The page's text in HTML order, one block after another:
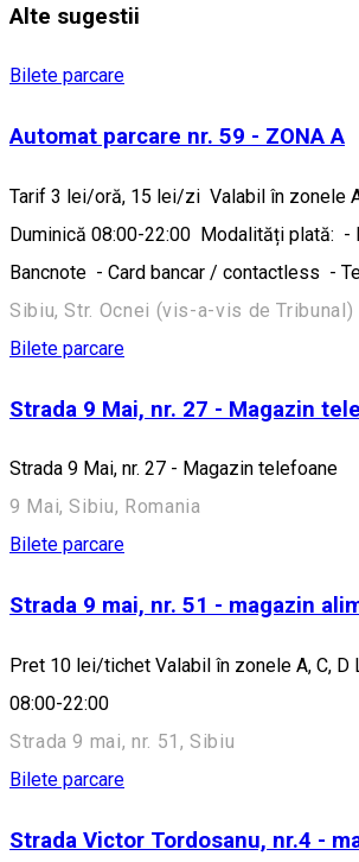
Alte sugestii
Bilete parcare
Automat parcare nr. 59 - ZONA A
Tarif 3 lei/oră, 15 lei/zi Valabil în zonele
Duminică 08:00-22:00 Modalități plată: -
Bancnote - Card bancar / contactless -
Sibiu, Str. Ocnei (vis-a-vis de Tribunal)
Bilete parcare
Strada 9 Mai, nr. 27 - Magazin
Strada 9 Mai, nr. 27 - Magazin telefoane
9 Mai, Sibiu, Romania
Bilete parcare
Strada 9 mai, nr. 51 - magazin
Pret 10 lei/tichet Valabil în zonele A, C, D
08:00-22:00
Strada 9 mai, nr. 51, Sibiu
Bilete parcare
Strada Victor Tordosanu, nr.4 -